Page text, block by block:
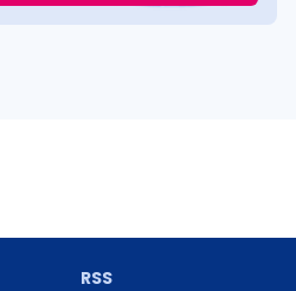
RSS